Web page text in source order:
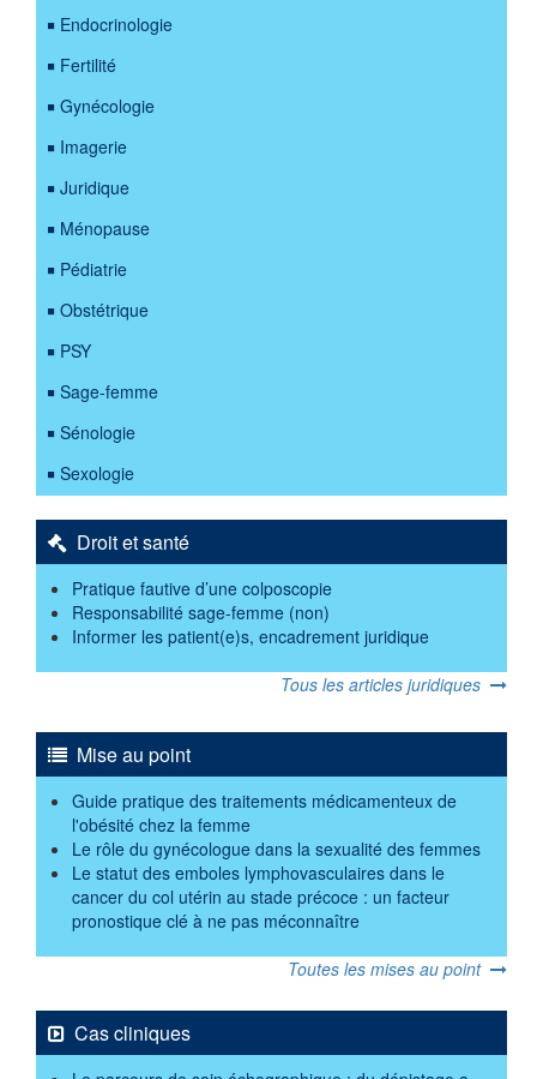
Endocrinologie
Fertilité
Gynécologie
Imagerie
Juridique
Ménopause
Pédiatrie
Obstétrique
PSY
Sage-femme
Sénologie
Sexologie
Droit et santé
Pratique fautive d’une colposcopie
Responsabilité sage-femme (non)
Informer les patient(e)s, encadrement juridique
Tous les articles juridiques
Mise au point
Guide pratique des traitements médicamenteux de
l'obésité chez la femme
Le rôle du gynécologue dans la sexualité des femmes
Le statut des emboles lymphovasculaires dans le
cancer du col utérin au stade précoce : un facteur
pronostique clé à ne pas méconnaître
Toutes les mises au point
Cas cliniques